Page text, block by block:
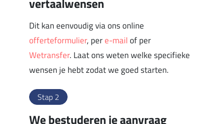
vertaalwensen
Dit kan eenvoudig via ons online
offerteformulier, pere-mailof per
Wetransfer. Laat ons weten welke specifieke
wensen je hebt zodat we goed starten.
Stap 2
We bestuderen je aanvraag